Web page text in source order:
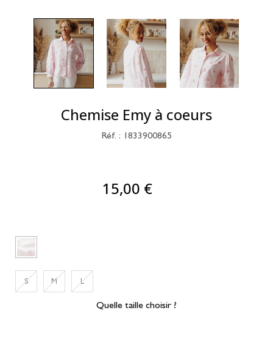
Chemise Emy à coeurs
Réf. : 1833900865
15,00 €
S M L
Quelle taille choisir ?